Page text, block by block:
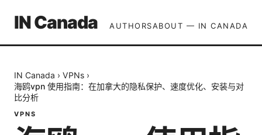
IN Canada AUTHORSABOUT — IN CANADA
IN Canada › VPNs ›
海鸥vpn 使用指南：在加拿大的隐私保护、速度优化、安装与对
比分析
VPNS